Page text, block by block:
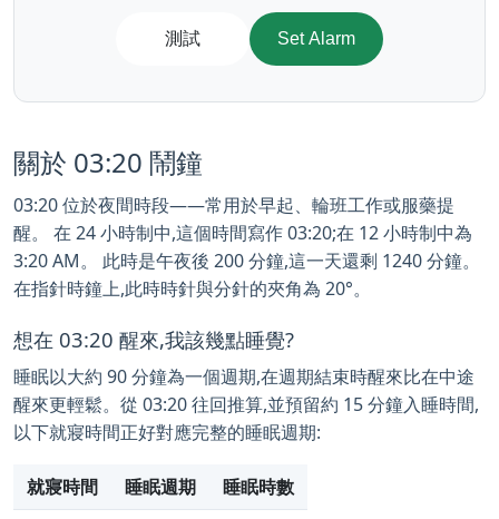
測試 Set Alarm
關於 03:20 鬧鐘
03:20 位於夜間時段——常用於早起、輪班工作或服藥提
醒。 在 24 小時制中,這個時間寫作 03:20;在 12 小時制中為
3:20 AM。 此時是午夜後 200 分鐘,這一天還剩 1240 分鐘。
在指針時鐘上,此時時針與分針的夾角為 20°。
想在 03:20 醒來,我該幾點睡覺?
睡眠以大約 90 分鐘為一個週期,在週期結束時醒來比在中途
醒來更輕鬆。從 03:20 往回推算,並預留約 15 分鐘入睡時間,
以下就寢時間正好對應完整的睡眠週期:
就寢時間 睡眠週期
睡眠時數